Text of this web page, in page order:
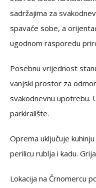
sadržajima za
spavaće sobe, a
ugodnom rasporedu
Posebnu vrijednost
vanjski prostor za
svakodnevnu upotrebu.
parkiralište.
Oprema uključuje
perilicu rublja i kadu.
Lokacija na Črnomercu